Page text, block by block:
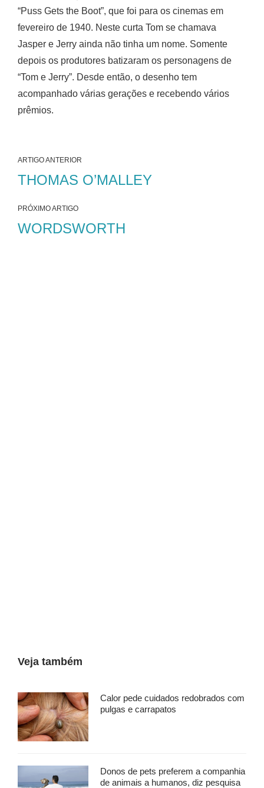
“Puss Gets the Boot”, que foi para os cinemas em
fevereiro de 1940. Neste curta Tom se chamava
Jasper e Jerry ainda não tinha um nome. Somente
depois os produtores batizaram os personagens de
“Tom e Jerry”. Desde então, o desenho tem
acompanhado várias gerações e recebendo vários
prêmios.
ARTIGO ANTERIOR
THOMAS O’MALLEY
PRÓXIMO ARTIGO
WORDSWORTH
Veja também
Calor pede cuidados redobrados com
pulgas e carrapatos
Donos de pets preferem a companhia
de animais a humanos, diz pesquisa